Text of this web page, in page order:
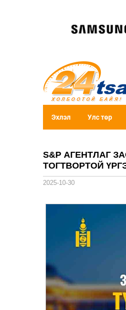
Эхлэл Улс төр
S&P АГЕНТЛАГ
ТОГТВОРТОЙ
2025-10-30